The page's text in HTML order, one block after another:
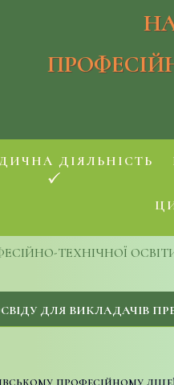
ДІЯЛЬНІСТЬ
ТЕХНІЧНОЇ ОСВІТИ
ДЛЯ ВИКЛАДАЧІВ
професійному